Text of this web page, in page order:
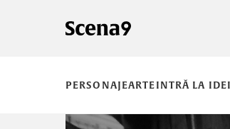
PERSONAJEARTEINTRĂ LA IDEI